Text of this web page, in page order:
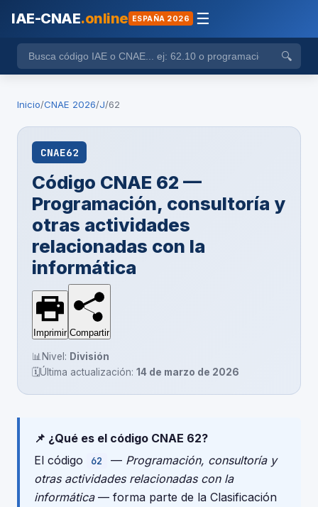
IAE-CNAE.online ESPAÑA 2026 ☰
🔍
Inicio/CNAE 2026/J/62
CNAE62
Código CNAE 62 —
Programación, consultoría y
otras actividades
relacionadas con la
informática
Imprimir Compartir
📊 Nivel: División
🗓️Última actualización: 14 de marzo de 2026
📌 ¿Qué es el código CNAE 62?
El código
62 — Programación, consultoría y
otras actividades relacionadas con la
informática— forma parte de la Clasificación